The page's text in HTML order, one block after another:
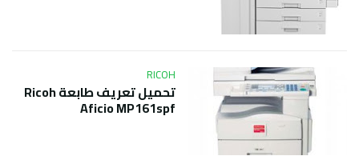
RICOH
تحميل تعريف طابعة Ricoh
Aficio MP161spf